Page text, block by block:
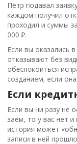
Пётр подавал
каждом получил
проходил и суммы
000 ₽.
Если вы оказались
отказывают без
обеспокоиться
созданием, если
Если
Если вы ни разу не
заём, то у вас нет
история может
записи в ней